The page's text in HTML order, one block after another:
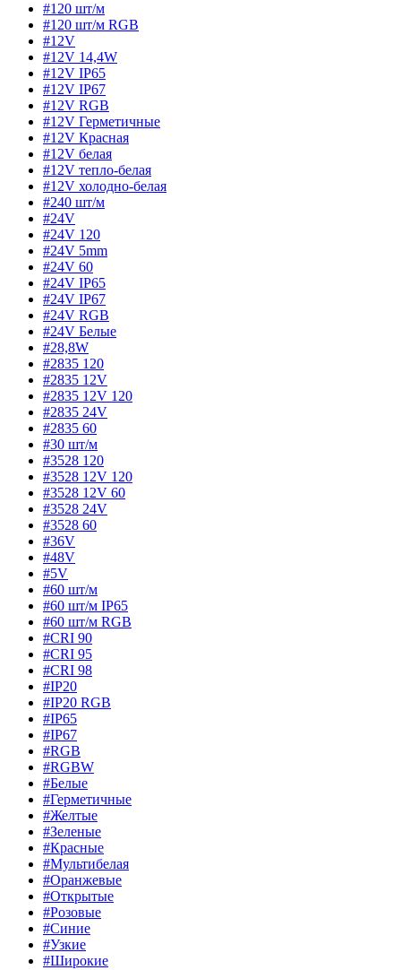
#120 шт/м
#120 шт/м RGB
#12V
#12V 14,4W
#12V IP65
#12V IP67
#12V RGB
#12V Герметичные
#12V Красная
#12V белая
#12V тепло-белая
#12V холодно-белая
#240 шт/м
#24V
#24V 120
#24V 5mm
#24V 60
#24V IP65
#24V IP67
#24V RGB
#24V Белые
#28,8W
#2835 120
#2835 12V
#2835 12V 120
#2835 24V
#2835 60
#30 шт/м
#3528 120
#3528 12V 120
#3528 12V 60
#3528 24V
#3528 60
#36V
#48V
#5V
#60 шт/м
#60 шт/м IP65
#60 шт/м RGB
#CRI 90
#CRI 95
#CRI 98
#IP20
#IP20 RGB
#IP65
#IP67
#RGB
#RGBW
#Белые
#Герметичные
#Желтые
#Зеленые
#Красные
#Мультибелая
#Оранжевые
#Открытые
#Розовые
#Синие
#Узкие
#Широкие